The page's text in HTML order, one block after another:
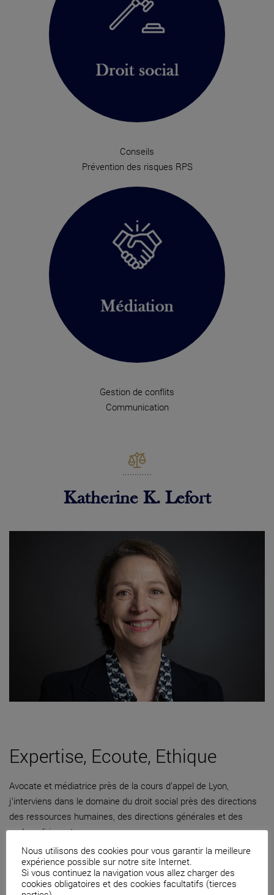
Conseils
Prévention des risques RPS
Gestion de conflits
Communication
Katherine K. Lefort
Expertise, Ecoute, Ethique
Avocate et médiatrice près de la cours d’appel de Lyon,
j’interviens dans le domaine du droit social près des directions
des ressources humaines, des directions générales et des
cadres dirigeants.
04 82 53 71 51
Contacter par mail
Nous utilisons des cookies pour vous garantir la meilleure
expérience possible sur notre site Internet.
Si vous continuez la navigation vous allez charger des
cookies obligatoires et des cookies facultatifs (tierces